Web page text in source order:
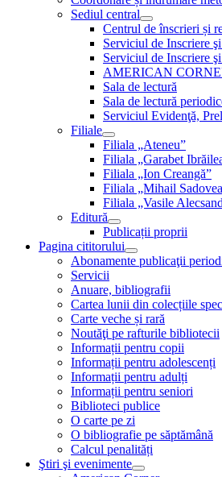
Sediul central
Centrul de înscrieri și
Serviciul de Inscriere
Serviciul de Inscriere
AMERICAN
Sala de lectură
Sala de lectură
Serviciul Evidenţă,
Filiale
Filiala „Ateneu”
Filiala „Garabet
Filiala „Ion Creangă”
Filiala „Mihail
Filiala „Vasile
Editură
Publicații proprii
Pagina cititorului
Abonamente publicaţii
Servicii
Anuare, bibliografii
Cartea lunii din colecțiile
Carte veche și rară
Noutăţi pe rafturile bibliotecii
Informații pentru copii
Informații pentru adolescenți
Informații pentru adulți
Informații pentru seniori
Biblioteci publice
O carte pe zi
O bibliografie pe săptămână
Calcul penalități
Ştiri şi evenimente